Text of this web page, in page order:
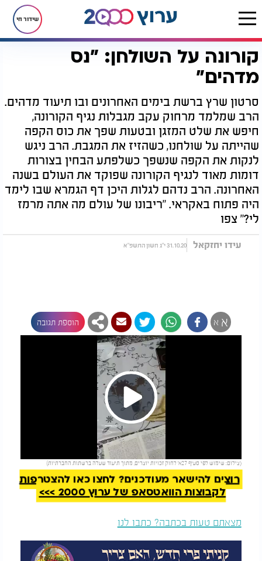
שידור חי
דף הבית יהדות מיסטיקה וקבלה קורונה על השולחן: "נס מדהים"
קורונה על השולחן: "נס
מדהים"
סרטון שרץ ברשת בימים האחרונים ובו תיעוד מדהים.
הרב שמלמד מרחוק עקב מגבלות נגיף הקורונה,
חיפש את שלט המזגן ובטעות שפך את כוס הקפה
שהייתה על שולחנו, כשהזיז את המגבת. הרב ניגש
לנקות את הקפה שנשפך כשלפתע הבחין בצורות
דומות מאוד לנגיף הקורונה שפוקד את העולם בשנה
האחרונה. הרב נדהם לגלות היכן דף הגמרא שבו לימד
היה פתוח באקראי. "ריבונו של עולם מה אתה מרמז
לי?" צפו
עידו יחזקאל 31.10.20 י"ג חשון התשפ"א
א א הוספת תגובה
Play
Video
(צילום: שימוש לפי סעיף 27א’ לחוק זכויות יוצרים, מתוך תיעוד שעלה ברשתות החברתיות)
להמשך קריאה
רוצים להישאר מעודכנים? לחצו כאן להצטרפות
לקבוצות הוואטסאפ של ערוץ 2000 >>>
מצאתם טעות בכתבה? כתבו לנו